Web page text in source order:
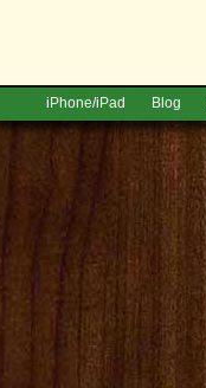
iPhone/iPad Blog